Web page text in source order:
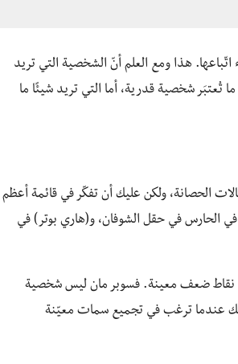
هذا ومع العلم أنّ الشخصية التي تريد
تُعتبَر شخصية قدرية، أما التي تريد شيئًا ما
الحصانة، ولكن عليك أن تفكّر في قائمة أعظم
الحارس في حقل الشوفان، و(هاري بوتر) في
نقاط ضعف معينة. فسوبر مان ليس شخصية
عندما ترغب في تجميع سمات معيّنة